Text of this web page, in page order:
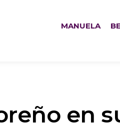
MANUELA
en